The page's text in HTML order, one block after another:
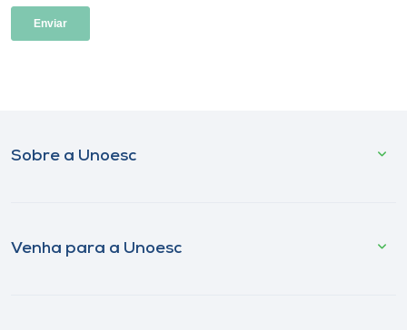
Sobre a Unoesc
Venha para a Unoesc